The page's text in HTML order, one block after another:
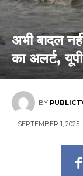
अभी बादल
का अलर्ट,
BY
SEPTEMBER 1, 2025